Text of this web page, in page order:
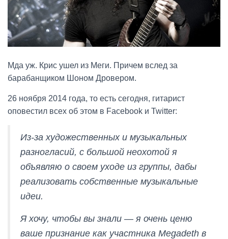
Мда уж. Крис ушел из Меги. Причем вслед за
барабанщиком Шоном Дровером.
26 ноября 2014 года, то есть сегодня, гитарист
оповестил всех об этом в Facebook и Twitter:
Из-за художественных и музыкальных
разногласий, с большой неохотой я
объявляю о своем уходе из группы, дабы
реализовать собственные музыкальные
идеи.
Я хочу, чтобы вы знали — я очень ценю
ваше признание как участника Megadeth в